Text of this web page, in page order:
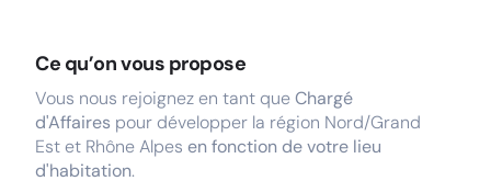
Ce qu’on vous propose
Vous nous rejoignez en tant queChargé
d'Affaires pour développer la région Nord/Grand
Est et Rhône Alpes en fonction de votre lieu
d'habitation.